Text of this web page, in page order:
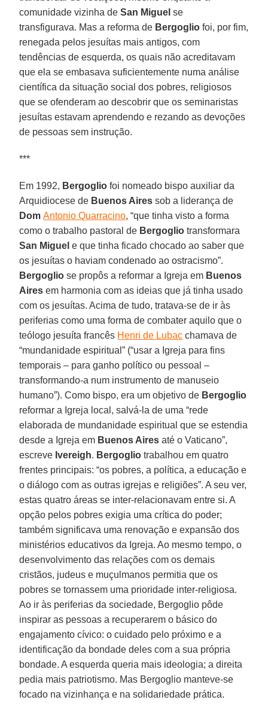
comunidade vizinha deSan Miguel se
transfigurava. Mas a reforma de Bergoglio foi, por fim,
renegada pelos jesuítas mais antigos, com
tendências de esquerda, os quais não acreditavam
que ela se embasava suficientemente numa análise
científica da situação social dos pobres, religiosos
que se ofenderam ao descobrir que os seminaristas
jesuítas estavam aprendendo e rezando as devoções
de pessoas sem instrução.
***
Em 1992, Bergoglio foi nomeado bispo auxiliar da
Arquidiocese de Buenos Aires sob a liderança de
DomAntonio Quarracino, “que tinha visto a forma
como o trabalho pastoral de Bergoglio transformara
San Miguel e que tinha ficado chocado ao saber que
os jesuítas o haviam condenado ao ostracismo”.
Bergoglio se propôs a reformar a Igreja em Buenos
Aires em harmonia com as ideias que já tinha usado
com os jesuítas. Acima de tudo, tratava-se de ir às
periferias como uma forma de combater aquilo que o
teólogo jesuíta francês Henri de Lubac chamava de
“mundanidade espiritual” (“usar a Igreja para fins
temporais – para ganho político ou pessoal –
transformando-a num instrumento de manuseio
humano”). Como bispo, era um objetivo de Bergoglio
reformar a Igreja local, salvá-la de uma “rede
elaborada de mundanidade espiritual que se estendia
desde a Igreja em Buenos Aires até o Vaticano”,
escreve Ivereigh. Bergoglio trabalhou em quatro
frentes principais: “os pobres, a política, a educação e
o diálogo com as outras igrejas e religiões”. A seu ver,
estas quatro áreas se inter-relacionavam entre si. A
opção pelos pobres exigia uma crítica do poder;
também significava uma renovação e expansão dos
ministérios educativos da Igreja. Ao mesmo tempo, o
desenvolvimento das relações com os demais
cristãos, judeus e muçulmanos permitia que os
pobres se tornassem uma prioridade inter-religiosa.
Ao ir às periferias da sociedade, Bergoglio pôde
inspirar as pessoas a recuperarem o básico do
engajamento cívico: o cuidado pelo próximo e a
identificação da bondade deles com a sua própria
bondade. A esquerda queria mais ideologia; a direita
pedia mais patriotismo. Mas Bergoglio manteve-se
focado na vizinhança e na solidariedade prática.